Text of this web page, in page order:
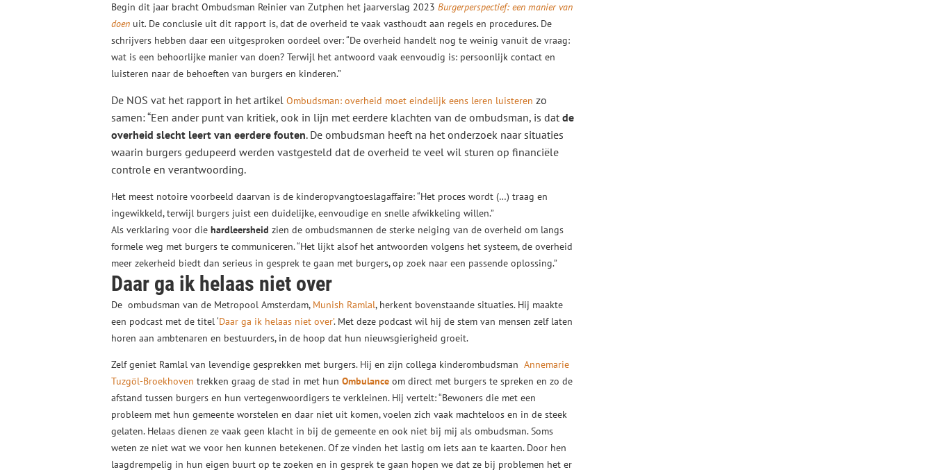
Begin dit jaar bracht Ombudsman Reinier van Zutphen het jaarverslag 2023 Burgerperspectief: een manier van
doen uit. De conclusie uit dit rapport is, dat de overheid te vaak vasthoudt aan regels en procedures. De
schrijvers hebben daar een uitgesproken oordeel over: “De overheid handelt nog te weinig vanuit de vraag:
wat is een behoorlijke manier van doen? Terwijl het antwoord vaak eenvoudig is: persoonlijk contact en
luisteren naar de behoeften van burgers en kinderen.”
De NOS vat het rapport in het artikel Ombudsman: overheid moet eindelijk eens leren luisteren zo
samen: “Een ander punt van kritiek, ook in lijn met eerdere klachten van de ombudsman, is dat de
overheid slecht leert van eerdere fouten. De ombudsman heeft na het onderzoek naar situaties
waarin burgers gedupeerd werden vastgesteld dat de overheid te veel wil sturen op financiële
controle en verantwoording.
Het meest notoire voorbeeld daarvan is de kinderopvangtoeslagaffaire: “Het proces wordt (…) traag en
ingewikkeld, terwijl burgers juist een duidelijke, eenvoudige en snelle afwikkeling willen.”
Als verklaring voor die hardleersheid zien de ombudsmannen de sterke neiging van de overheid om langs
formele weg met burgers te communiceren. “Het lijkt alsof het antwoorden volgens het systeem, de overheid
meer zekerheid biedt dan serieus in gesprek te gaan met burgers, op zoek naar een passende oplossing.”
Daar ga ik helaas niet over
De ombudsman van de Metropool Amsterdam, Munish Ramlal, herkent bovenstaande situaties. Hij maakte
een podcast met de titel ‘Daar ga ik helaas niet over’. Met deze podcast wil hij de stem van mensen zelf laten
horen aan ambtenaren en bestuurders, in de hoop dat hun nieuwsgierigheid groeit.
Zelf geniet Ramlal van levendige gesprekken met burgers. Hij en zijn collega kinderombudsman Annemarie
Tuzgöl-Broekhoven trekken graag de stad in met hun Ombulance om direct met burgers te spreken en zo de
afstand tussen burgers en hun vertegenwoordigers te verkleinen. Hij vertelt: “Bewoners die met een
probleem met hun gemeente worstelen en daar niet uit komen, voelen zich vaak machteloos en in de steek
gelaten. Helaas dienen ze vaak geen klacht in bij de gemeente en ook niet bij mij als ombudsman. Soms
weten ze niet wat we voor hen kunnen betekenen. Of ze vinden het lastig om iets aan te kaarten. Door hen
laagdrempelig in hun eigen buurt op te zoeken en in gesprek te gaan hopen we dat ze bij problemen het er